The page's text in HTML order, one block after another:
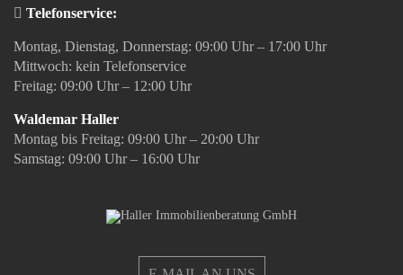
Telefonservice:
Montag, Dienstag, Donnerstag: 09:00 Uhr – 17:00 Uhr
Mittwoch: kein Telefonservice
Freitag: 09:00 Uhr – 12:00 Uhr
Waldemar Haller
Montag bis Freitag: 09:00 Uhr – 20:00 Uhr
Samstag: 09:00 Uhr – 16:00 Uhr